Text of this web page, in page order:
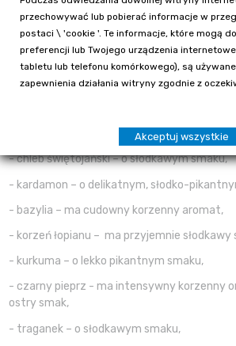
- imbir - nadaje owocowo-pikantny i
smak,
- koper włoski – słodkim korzennym
anyż,
- rooibos – o łagodnie owocowym i lekko
- prażona cykoria – ma cierpki korzenny
herbacianej – bezkofeinowego – posmaku
- chleb świętojański – o słodkawym smaku,
- kardamon – o delikatnym, słodko-
- bazylia – ma cudowny korzenny aromat,
- korzeń łopianu – ma przyjemnie słodkawy
- kurkuma – o lekko pikantnym smaku,
- czarny pieprz - ma intensywny korzenny
ostry smak,
- traganek – o słodkawym smaku,
przechowywać lub pobierać informacje w
postaci \ 'cookie '. Te informacje, które mogą
preferencji lub Twojego urządzenia
tabletu lub telefonu komórkowego), są
zapewnienia działania witryny zgodnie z
Akceptuj wszystkie